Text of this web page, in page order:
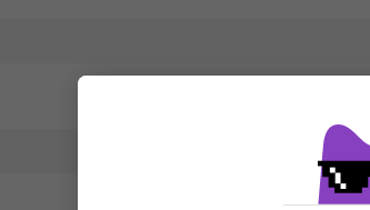
2XL